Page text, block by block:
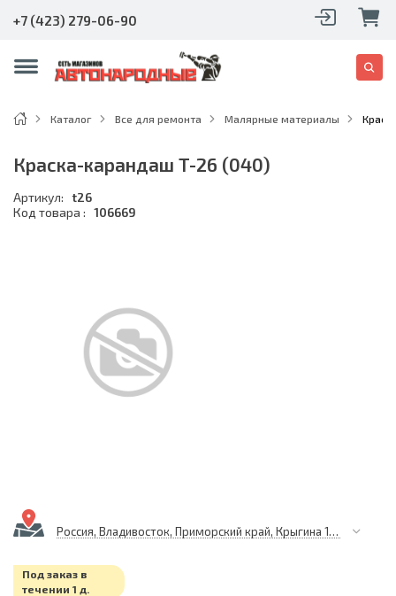
+7 (423) 279-06-90
Каталог Все для ремонта Малярные материалы
Краска-карандаш T-26 (040)
Артикул: t26
Код товара : 106669
Россия, Владивосток, Приморский край, Крыгина 105
Под заказ в
течении 1 д.